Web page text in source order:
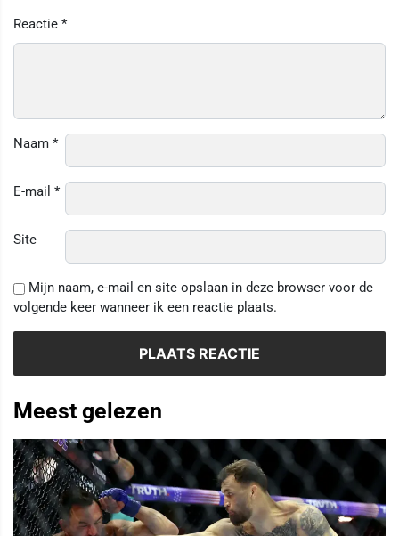
Reactie *
Naam *
E-mail *
Site
Mijn naam, e-mail en site opslaan in deze browser voor de
volgende keer wanneer ik een reactie plaats.
Meest gelezen